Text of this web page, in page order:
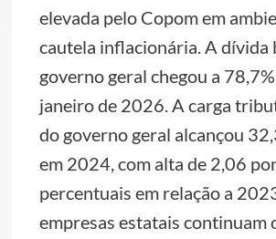
elevada pelo Copom em
cautela inflacionária. A dívida
governo geral chegou a
janeiro de 2026. A carga
do governo geral alcançou
em 2024, com alta de 2,06
percentuais em relação a
empresas estatais continuam